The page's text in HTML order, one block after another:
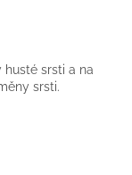
srsti a na
srsti.